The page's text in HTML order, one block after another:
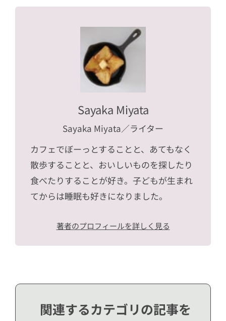
Sayaka Miyata
Sayaka Miyata／ライター
カフェでぼーっとすることと、あてもなく
散歩することと、おいしいものを探したり
食べたりすることが好き。子どもが生まれ
てからは睡眠も好きになりました。
著者のプロフィールを詳しく見る
関連するカテゴリの記事を